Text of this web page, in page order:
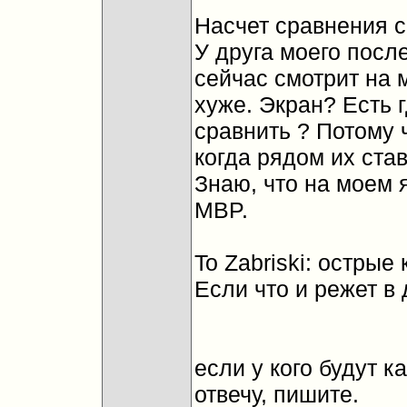
Насчет сравнения
У друга моего
сейчас смотрит на
хуже. Экран? Есть
сравнить ? Потому
когда рядом их
Знаю, что на моем
MBP.
To Zabriski: острые
Если что и режет в
если у кого будут
отвечу, пишите.